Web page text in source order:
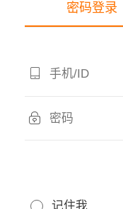
密码登录
记住我